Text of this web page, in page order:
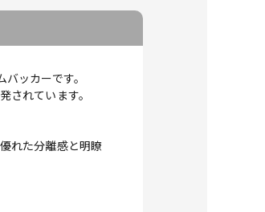
ッカーです。
れています。
れた分離感と明瞭